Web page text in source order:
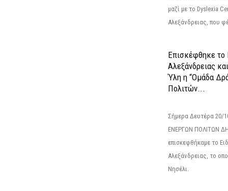
μαζί με το Dyslexia
Αλεξάνδρειας, που
Επισκέφθηκε το
Αλεξάνδρειας
Ύλη η “Ομάδα
Πολιτών...
Σήμερα Δευτέρα
ΕΝΕΡΓΩΝ ΠΟΛΙΤΩΝ
επισκεφθήκαμε το
Αλεξάνδρειας, το
Νησέλι.